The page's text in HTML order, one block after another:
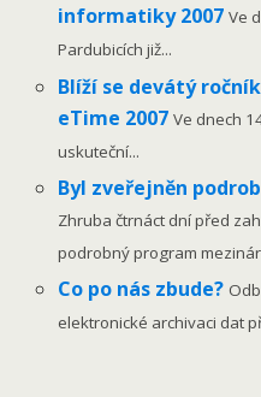
informatiky 2007Ve
Pardubicích již...
Blíží se devátý
eTime 2007Ve dnech
uskuteční...
Byl zveřejněn
Zhruba čtrnáct dní před
podrobný program
Co po nás zbude?
elektronické archivaci dat